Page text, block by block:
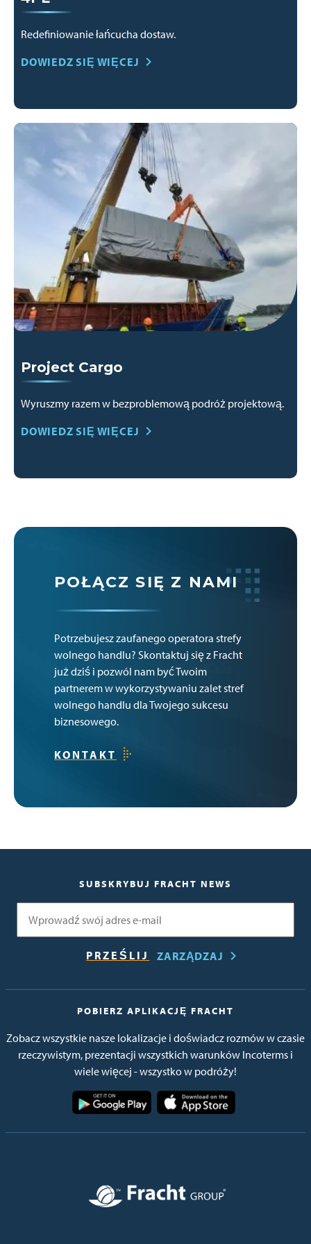
Redefiniowanie łańcucha dostaw.
DOWIEDZ SIĘ WIĘCEJ
Project Cargo
Wyruszmy razem w bezproblemową podróż projektową.
DOWIEDZ SIĘ WIĘCEJ
POŁĄCZ SIĘ Z NAMI
Potrzebujesz zaufanego operatora strefy
wolnego handlu? Skontaktuj się z Fracht
już dziś i pozwól nam być Twoim
partnerem w wykorzystywaniu zalet stref
wolnego handlu dla Twojego sukcesu
biznesowego.
KONTAKT
SUBSKRYBUJ FRACHT NEWS
ZARZĄDZAJ
POBIERZ APLIKACJĘ FRACHT
Zobacz wszystkie nasze lokalizacje i doświadcz rozmów w czasie
rzeczywistym, prezentacji wszystkich warunków Incoterms i
wiele więcej - wszystko w podróży!
Obraz
Obraz